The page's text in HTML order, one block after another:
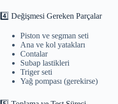
4️⃣ Değişmesi Gereken Parçalar
Piston ve segman seti
Ana ve kol yatakları
Contalar
Subap lastikleri
Triger seti
Yağ pompası (gerekirse)